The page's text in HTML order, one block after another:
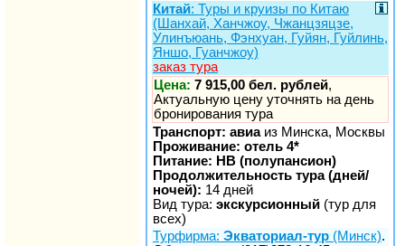
Китай: Туры и круизы по Китаю
(Шанхай, Ханчжоу, Чжанцзяцзе,
Улинъюань, Фэнхуан, Гуйян, Гуйлинь,
Яншо, Гуанчжоу)
заказ тура
Цена: 7 915,00 бел. рублей,
Актуальную цену уточнять на день
бронирования тура
Транспорт: авиаиз Минска, Москвы
Проживание: отель 4*
Питание: HB (полупансион)
Продолжительность тура (дней/
ночей): 14 дней
Вид тура: экскурсионный (тур для
всех)
Турфирма: Экваториал-тур (Минск).